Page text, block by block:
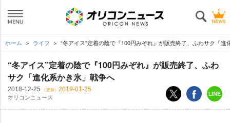
ホーム ライフ “冬アイス”定着の陰で『100円みぞれ』が販売終了、ふわサク「進
“冬アイス”定着の陰で『100円みぞれ』が販売終了、ふわ
サク「進化系かき氷」戦争へ
2018-12-25 （更新） 2019-01-25
オリコンニュース